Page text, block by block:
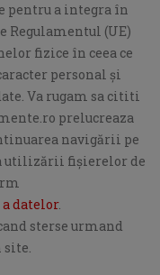
pentru a integra în
Regulamentul (UE)
fizice în ceea ce
personal și
Va rugam sa cititi
prelucreaza
navigării pe
utilizării fişierelor de
datelor.
sterse urmand